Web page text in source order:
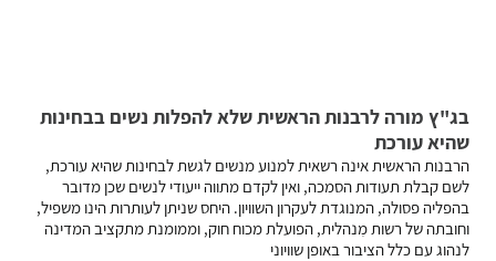
בג"ץ מורה לרבנות הראשית שלא להפלות נשים בבחינות
שהיא עורכת
הרבנות הראשית אינה רשאית למנוע מנשים לגשת לבחינות שהיא עורכת,
לשם קבלת תעודות הסמכה, ואין לקדם מתווה ייעודי לנשים שכן מדובר
בהפליה פסולה, המנוגדת לעקרון השוויון. היחס שניתן לעותרות הינו משפיל,
וחובתה של רשות מִנהלית, הפועלת מכוח חוק, וממומנת מתקציב המדינה
לנהוג עם כלל הציבור באופן שוויוני